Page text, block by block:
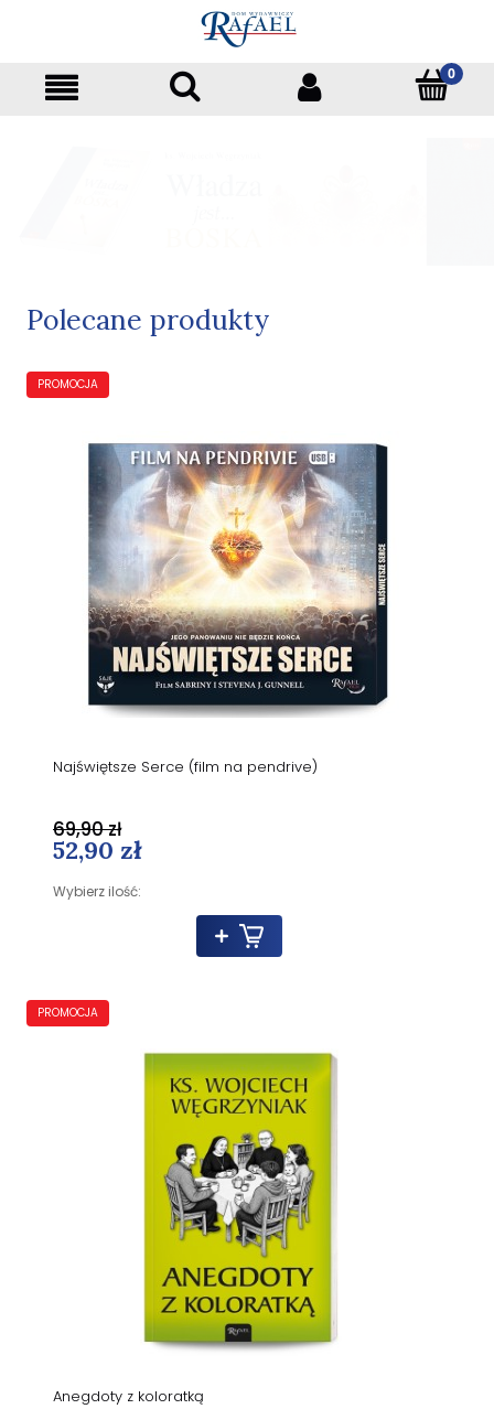
Polecane produkty
Najświętsze Serce (film na pendrive)
52,90 zł
Wybierz ilość:
69,90 zł
PROMOCJA
Anegdoty z koloratką
PROMOCJA